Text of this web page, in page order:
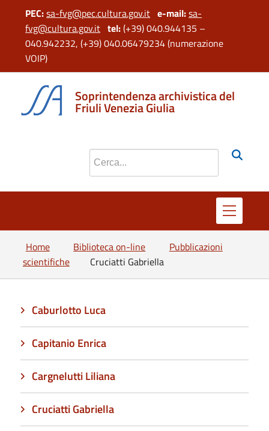
PEC:sa-fvg@pec.cultura.gov.it e-mail:sa-
fvg@cultura.gov.it tel:(+39) 040.944135 –
040.942232, (+39) 040.06479234 (numerazione
VOIP)
Soprintendenza archivistica del
Friuli Venezia Giulia
Cerca nel sito
Home Biblioteca on-line
Pubblicazioni
scientifiche
Cruciatti Gabriella
Caburlotto Luca
Capitanio Enrica
Cargnelutti Liliana
Cruciatti Gabriella